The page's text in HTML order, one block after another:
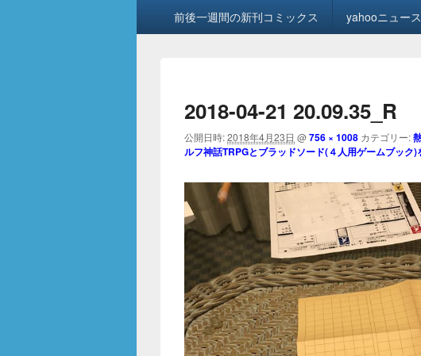
前後一週間の新刊コミックス yahooニュー
2018-04-21 20.09.35_R
公開日時:2018年4月23日 @756 × 1008 カテゴリー:
ルフ神話TRPGとブラッドソード(４人用ゲームブック)